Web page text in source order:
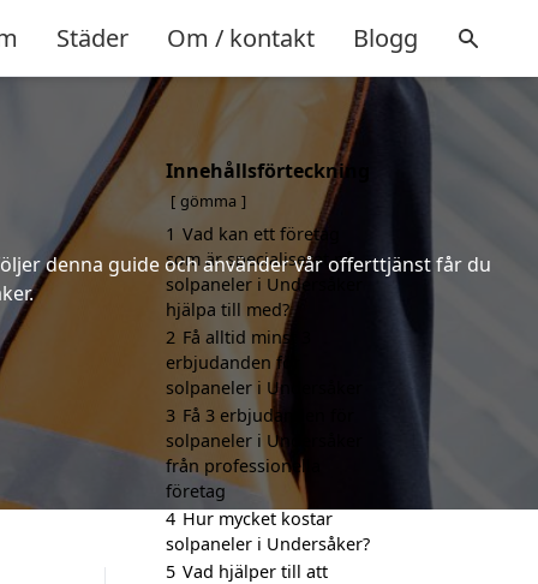
Städer Om / kontakt Blogg
denna guide och använder vår offerttjänst får du
Innehållsförteckning
gömma
1 Vad kan ett företag
som är specialiserat på
solpaneler i Undersåker
hjälpa till med?
2 Få alltid minst 3
erbjudanden för
solpaneler i Undersåker
3 Få 3 erbjudanden för
solpaneler i Undersåker
från professionella
företag
4 Hur mycket kostar
solpaneler i Undersåker?
5 Vad hjälper till att